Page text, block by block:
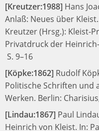
[Kreutzer:1988] Hans
Anlaß: Neues über Kleist.
Kreutzer (Hrsg.): Kleist-
Privatdruck der
S. 9–16
[Köpke:1862] Rudolf
Politische Schriften und
Werken. Berlin:
[Lindau:1867] Paul
Heinrich von Kleist. In: